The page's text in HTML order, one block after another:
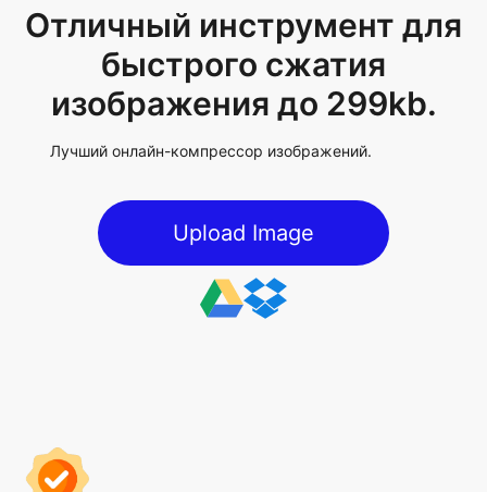
изображения до 299kb.
Лучший онлайн-компрессор изображений.
Upload Image
Высокое качество